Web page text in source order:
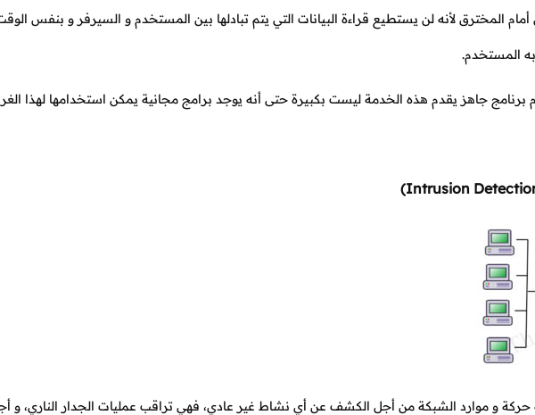
المخترق لأنه لن يستطيع قراءة البيانات التي يتم تبادلها بين المستخدم و السيرفر و بنفس
المستخدم.
حركة و موارد الشبكة من أجل الكشف عن أي نشاط غير عادي، فهي تراقب عمليات الجدار الناري، و